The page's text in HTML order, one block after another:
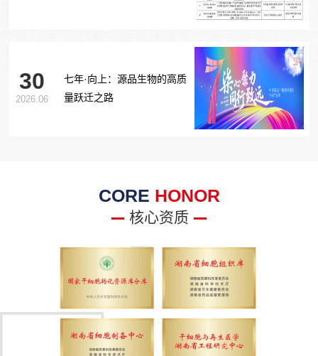
30
2026.06
七年·向上：源品生物的高质
量跃迁之路
CORE HONOR
核心资质